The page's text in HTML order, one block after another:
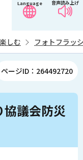
音声読み上げ
Language
しむ フォトフラッ
ページID：264492720
協議会防災